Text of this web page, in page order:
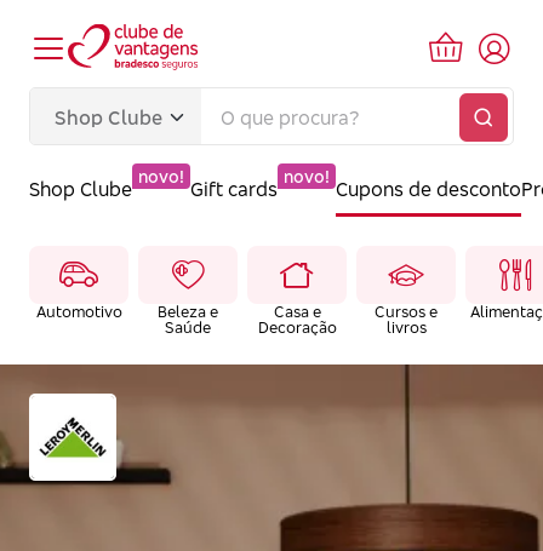
Shop Clube
novo!
Gift cards
novo!
Cupons de desconto
Automotivo
Beleza e
Saúde
Casa e
Decoração
Cursos e
livros